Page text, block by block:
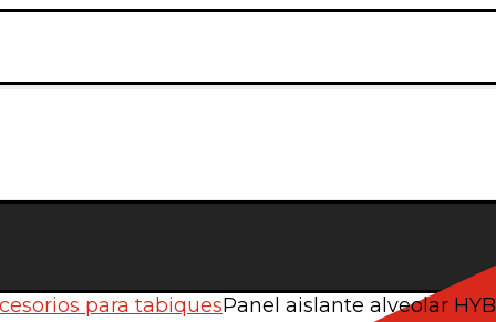
para tabiquesPanel aislante alveolar